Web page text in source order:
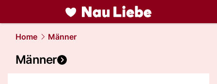
liebe.NAU.ch
Home Männer
Männer